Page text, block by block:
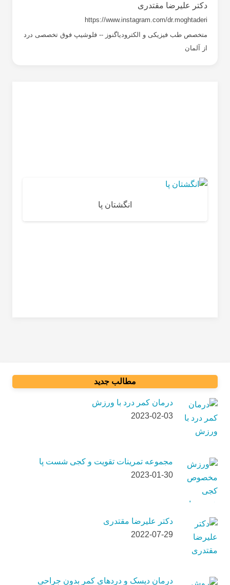
دکتر علیرضا مقتدری
https://www.instagram.com/dr.moghtaderi
متخصص طب فیزیکی و الکترودیاگنوز -- فلوشیپ فوق تخصصی درد
از آلمان
انگشتان پا
مطالب جدید
درمان کمر درد با ورزش
2023-02-03
مجموعه تمرینات تقویت و کجی شست پا
2023-01-30
دکتر علیرضا مقتدری
2022-07-29
درمان دیسک و دردهای کمر بدون جراحی